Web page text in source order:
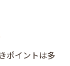
ポイントは多